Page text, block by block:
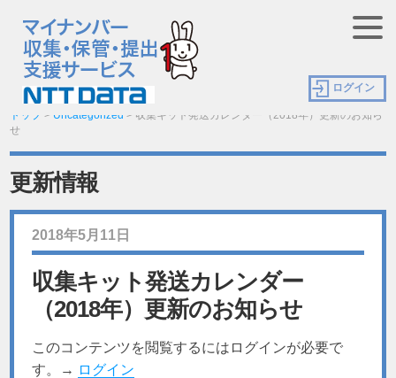
ログイン
トップ > Uncategorized > 収集キット発送カレンダー（2018年）更新のお知ら
せ
更新情報
2018年5月11日
収集キット発送カレンダー
（2018年）更新のお知らせ
このコンテンツを閲覧するにはログインが必要で
す。→ ログイン